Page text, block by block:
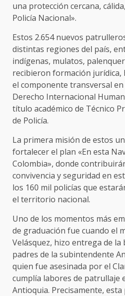
una protección cercana,
Policía Nacional».
Estos 2.654 nuevos
distintas regiones del país,
indígenas, mulatos,
recibieron formación jurídica,
el componente transversal
Derecho Internacional
título académico de Técnico
de Policía.
La primera misión de estos
fortalecer el plan «En esta
Colombia», donde
convivencia y seguridad en
los 160 mil policías que
el territorio nacional.
Uno de los momentos más
de graduación fue cuando el
Velásquez, hizo entrega de la
padres de la subintendente
quien fue asesinada por el
cumplía labores de patrullaje
Antioquia. Precisamente,